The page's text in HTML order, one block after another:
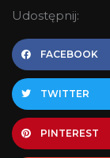
Udostępnij:
FACEBOOK
TWITTER
PINTEREST